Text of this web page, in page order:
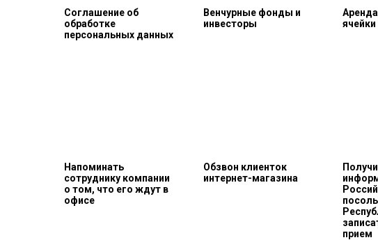
Соглашение об
обработке
персональных данных
Венчурные фонды и
инвесторы
ячейки
Напоминать
сотруднику компании
о том, что его ждут в
офисе
Обзвон клиенток
интернет-магазина
прием